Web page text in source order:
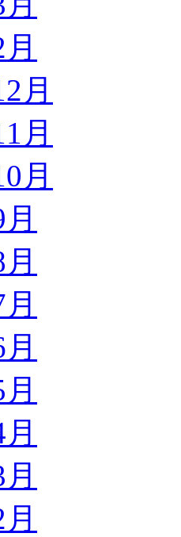
月
月
月